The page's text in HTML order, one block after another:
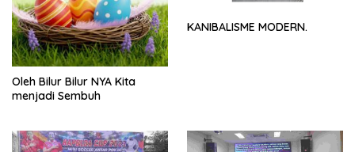
Oleh Bilur Bilur NYA Kita
menjadi Sembuh
KANIBALISME MODERN.